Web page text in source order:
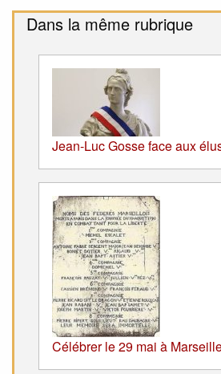
Dans la même rubrique
Jean-Luc Gosse face aux
Célébrer le 29 mai à